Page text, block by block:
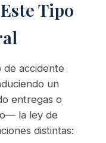
Tipo
de accidente
un
entregas o
la ley de
distintas: